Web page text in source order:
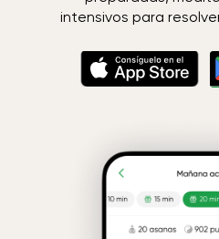
intensivos para